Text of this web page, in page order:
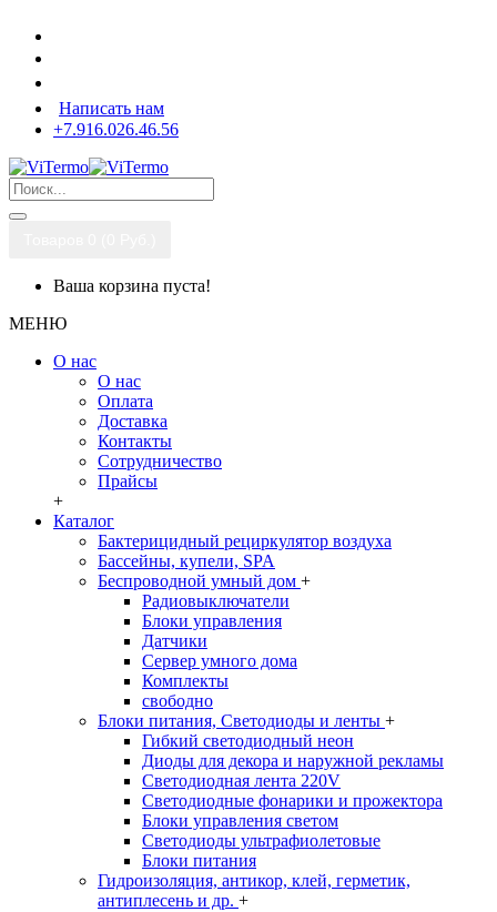
Написать нам
+7.916.026.46.56
Ваша корзина пуста!
МЕНЮ
О нас
О нас
Оплата
Доставка
Контакты
Сотрудничество
Прайсы
+
Каталог
Бактерицидный рециркулятор воздуха
Бассейны, купели, SPA
Беспроводной умный дом +
Радиовыключатели
Блоки управления
Датчики
Сервер умного дома
Комплекты
свободно
Блоки питания, Светодиоды и ленты +
Гибкий светодиодный неон
Диоды для декора и наружной рекламы
Светодиодная лента 220V
Светодиодные фонарики и прожектора
Блоки управления светом
Светодиоды ультрафиолетовые
Блоки питания
Гидроизоляция, антикор, клей, герметик,
антиплесень и др. +